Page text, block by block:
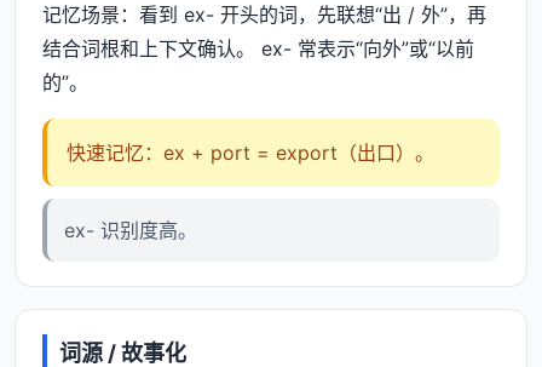
记忆场景：看到 ex- 开头的词，先联想“出 / 外”，再
结合词根和上下文确认。 ex- 常表示“向外”或“以前
的”。
快速记忆：ex + port = export（出口）。
ex- 识别度高。
词源 / 故事化